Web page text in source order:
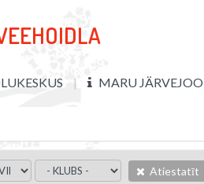
MARU
Atiestatīt